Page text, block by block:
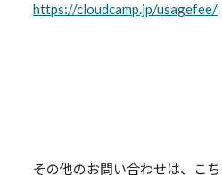
https://cloudcamp.jp/usagefee/
その他のお問い合わせは、こち